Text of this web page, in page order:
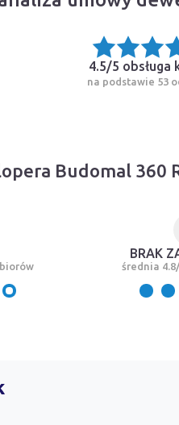
4.5/5 obsługa
na podstawie 53
Budomal 360
BRAK
średnia